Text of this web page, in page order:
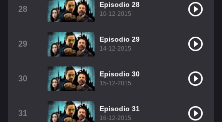
28
Episodio 28
10-12-2015
29
Episodio 29
14-12-2015
30
Episodio 30
15-12-2015
31
Episodio 31
16-12-2015